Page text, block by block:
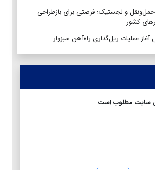
و لجستیک؛ فرصتی برای بازطراحی
کشور
عملیات ریل‌گذاری راه‌آهن سبزوار
سایت مطلوب است